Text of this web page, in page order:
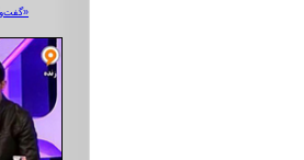
گفت‌وگو با «موحد سریعی» و «کریم»